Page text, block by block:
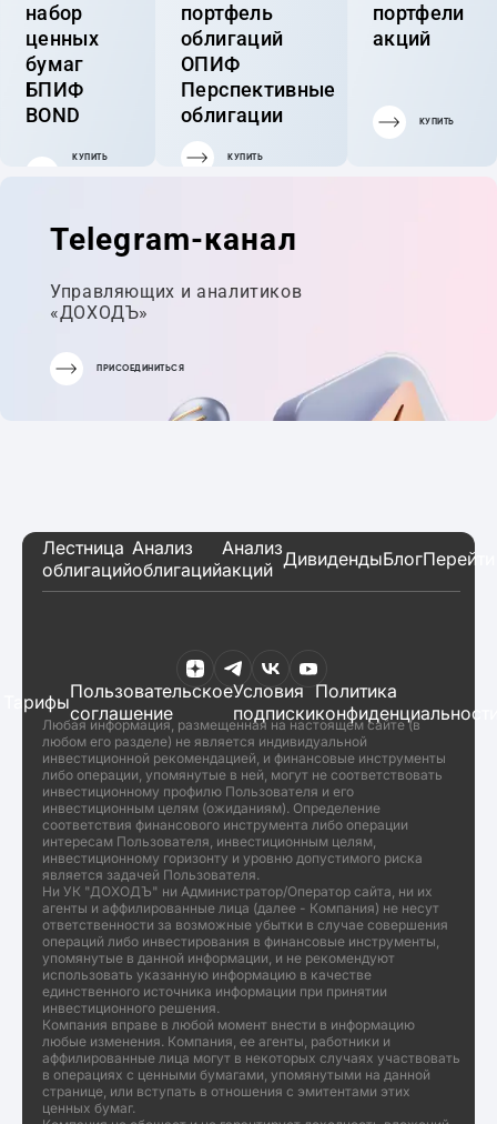
набор
ценных
бумаг
БПИФ
BOND
КУПИТЬ
портфель
облигаций
ОПИФ
Перспективные
облигации
КУПИТЬ
портфели
акций
КУПИТЬ
Telegram-канал
Управляющих и аналитиков
«ДОХОДЪ»
ПРИСОЕДИНИТЬСЯ
Лестница
облигаций
Анализ
облигаций
Анализ
акций ДивидендыБлог
ТарифыПользовательское
соглашение
Условия
подписки
Политика
Любая информация, размещенная на настоящем сайте (в
любом его разделе) не является индивидуальной
инвестиционной рекомендацией, и финансовые инструменты
либо операции, упомянутые в ней, могут не соответствовать
инвестиционному профилю Пользователя и его
инвестиционным целям (ожиданиям). Определение
соответствия финансового инструмента либо операции
интересам Пользователя, инвестиционным целям,
инвестиционному горизонту и уровню допустимого риска
является задачей Пользователя.
Ни УК "ДОХОДЪ" ни Администратор/Оператор сайта, ни их
агенты и аффилированные лица (далее - Компания) не несут
ответственности за возможные убытки в случае совершения
операций либо инвестирования в финансовые инструменты,
упомянутые в данной информации, и не рекомендуют
использовать указанную информацию в качестве
единственного источника информации при принятии
инвестиционного решения.
Компания вправе в любой момент внести в информацию
любые изменения. Компания, ее агенты, работники и
аффилированные лица могут в некоторых случаях участвовать
в операциях с ценными бумагами, упомянутыми на данной
странице, или вступать в отношения с эмитентами этих
ценных бумаг.